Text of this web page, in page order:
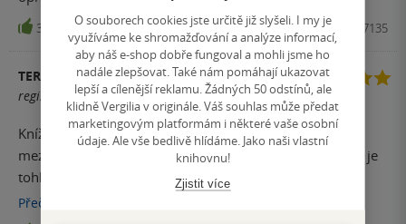
30 Kniha, Poutníkova četba, 2016, 9788090437135
TEREZA BLÁHOVÁ
registrovaný uživatel
Knížka není pro každého, protože jednoznačně nepatří
mezi oddechová díla. Ovšem s jazykem v původní verzi je
tohle mnohem přívětivější a lehčí verze pro dnešního
čtenáře.
Přečíst
O souborech cookies jste určitě již slyšeli. I my je
využíváme ke shromažďování a analýze informací,
aby náš e-shop dobře fungoval a mohli jsme ho
nadále zlepšovat. Také nám pomáhají ukazovat
lepší a cílenější reklamu. Žádných 50 odstínů, ale
klidně Vergilia v originále. Váš souhlas může předat
marketingovým platformám i některé vaše osobní
údaje. Ale vše bedlivě hlídáme. Jako naši vlastní
knihovnu!
Zjistit více